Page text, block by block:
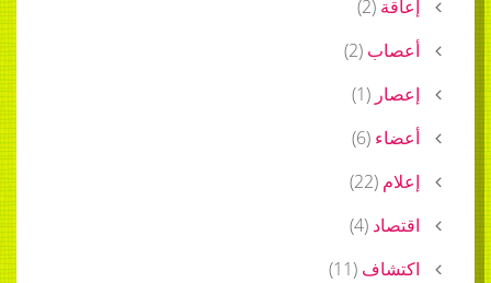
إعاقة (
2
)
أعصاب (
2
)
إعصار (
1
)
أعضاء (
6
)
إعلام (
22
)
اقتصاد (
4
)
اكتشاف (
11
)